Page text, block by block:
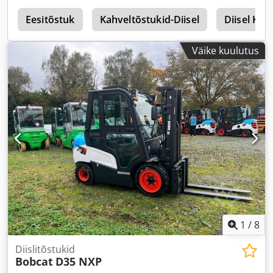
Eesitõstuk Kahveltõstukid-Diisel Diisel
Väike kuulutus
1 /8
Diislitõstukid
Bobcat D35 NXP